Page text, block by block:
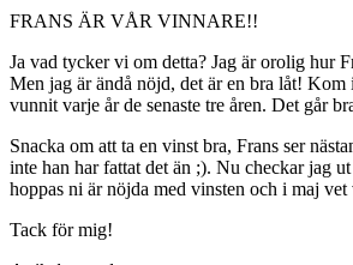
FRANS ÄR VÅR VINNARE!!
Ja vad tycker vi om detta? Jag är orolig hur
Men jag är ändå nöjd, det är en bra låt! Kom
vunnit varje år de senaste tre åren. Det går
Snacka om att ta en vinst bra, Frans ser
inte han har fattat det än ;). Nu checkar jag
hoppas ni är nöjda med vinsten och i maj vet
Tack för mig!